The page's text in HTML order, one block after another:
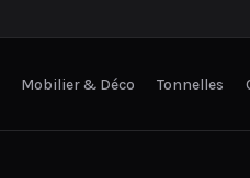
Mobilier & Déco Tonnelles